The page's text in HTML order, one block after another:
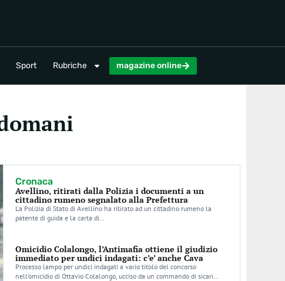
Sport Rubriche magazine online
Cronaca
Avellino, ritirati dalla Polizia i documenti a un
cittadino rumeno segnalato alla Prefettura
La Polizia di Stato di Avellino ha ritirato ad un cittadino rumeno la
patente di guida e la carta di…
Omicidio Colalongo, l’Antimafia ottiene il giudizio
immediato per undici indagati: c’e’ anche Cava
Processo lampo per undici indagati a vario titolo del concorso
nell’omicidio di Ottavio Colalongo, ucciso da un commando di sicari…